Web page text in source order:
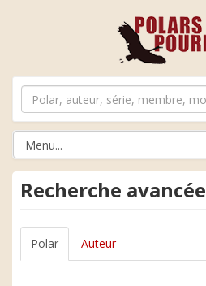
Recherche avancée
Polar Auteur